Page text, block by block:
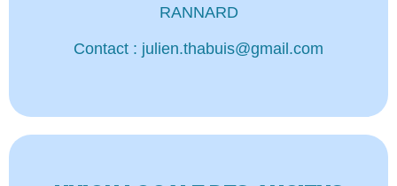
RANNARD
Contact : julien.thabuis@gmail.com